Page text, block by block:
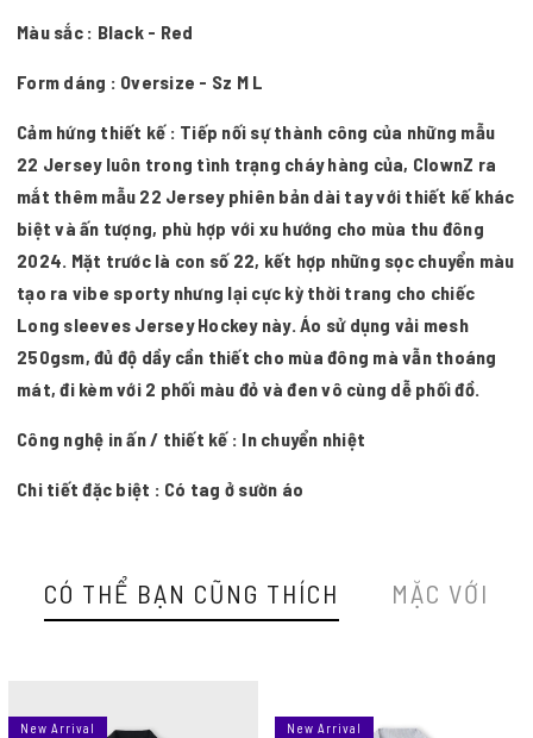
Màu sắc : Black - Red
Form dáng : Oversize - Sz M L
Cảm hứng thiết kế : Tiếp nối sự thành công của những mẫu
22 Jersey luôn trong tình trạng cháy hàng của, ClownZ ra
mắt thêm mẫu 22 Jersey phiên bản dài tay với thiết kế khác
biệt và ấn tượng, phù hợp với xu hướng cho mùa thu đông
2024. Mặt trước là con số 22, kết hợp những sọc chuyển màu
tạo ra vibe sporty nhưng lại cực kỳ thời trang cho chiếc
Long sleeves Jersey Hockey này. Áo sử dụng vải mesh
250gsm, đủ độ dầy cần thiết cho mùa đông mà vẫn thoáng
mát, đi kèm với 2 phối màu đỏ và đen vô cùng dễ phối đồ.
Công nghệ in ấn / thiết kế : In chuyển nhiệt
Chi tiết đặc biệt : Có tag ở sườn áo
CÓ THỂ BẠN CŨNG THÍCH MẶC VỚI
New Arrival New Arrival